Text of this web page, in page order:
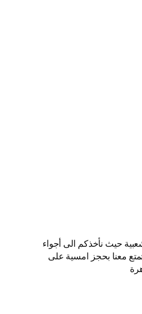
حيث نأخذكم الى أجواء
معنا بحجز امسية على